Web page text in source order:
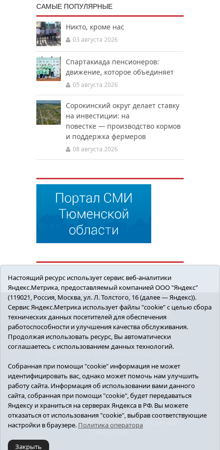
САМЫЕ ПОПУЛЯРНЫЕ
Никто, кроме нас
03 августа 2026
Спартакиада пенсионеров:
движение, которое объединяет
05 августа 2026
Сорокинский округ делает ставку
на инвестиции: на
повестке — производство кормов
и поддержка фермеров
08 августа 2026
ПОЛИТИКА ОБЩЕСТВО
ЗДОРОВЬЕ
КУЛЬТУРА
БЕЗОПАСНОСТЬ
16+ © 2018 Сорокинский район в деталях.
Новости Сорокинского района
редактор - Королюк Елена Анатольевна, e-mail:
znamenka@inbox.ru, тел.: 8(34550)2-27-30
Регистрационный номер СМИ Эл №ФС77-69142
от 24 марта 2017 г., выданное Федеральной
службой по надзору в сфере связи,
информационных технологий и массовых
коммуникаций (Роскомнадзор).
Настоящий ресурс использует сервис веб-аналитики
Яндекс.Метрика, предоставляемый компанией ООО "Яндекс"
(119021, Россия, Москва, ул. Л. Толстого, 16 (далее — Яндекс)).
Сервис Яндекс.Метрика использует файлы "cookie" с целью сбора
технических данных посетителей для обеспечения
работоспособности и улучшения качества обслуживания.
Продолжая использовать ресурс, Вы автоматически
соглашаетесь с использованием данных технологий.
Собранная при помощи "cookie" информация не может
идентифицировать вас, однако может помочь нам улучшить
работу сайта. Информация об использовании вами данного
сайта, собранная при помощи "cookie", будет передаваться
Яндексу и храниться на серверах Яндекса в РФ. Вы можете
отказаться от использования "cookie", выбрав соответствующие
настройки в браузере. Политика оператора
Закрыть